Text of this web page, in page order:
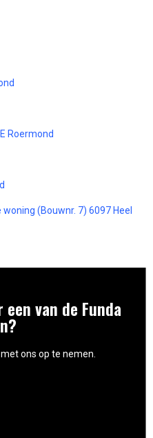
Roermond
(Bouwnr. 7) 6097 Heel
van de Funda
ons op te nemen.